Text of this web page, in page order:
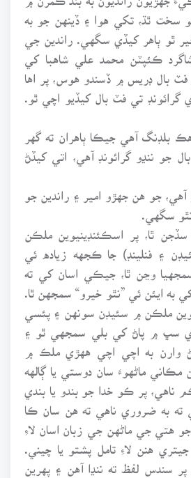
سخت ٿڌ، تکي هوا ۽ ڏينهن جو به
ٿو ٻاهر کيڏي سگهي. راندين جي
ڪئپٽن محمد علي شاهبا کي
بال ڊريس ۾ ڏسندو هوس، پر اها
گرائونڊ تي فٽ بال کيڏيو اچي ٿو.
بلڊنگ آهي جيڪا ٻاهران ته گهر
جو ننڍو گرائونڊ آهي، اتي کيڏڻ
جو هن جهڙو امير ۽ راندين جو
سگهي.
سڏجن ٿا، پر اسڪئنڊينيوين ملڪن
۽ فنلينڊ) جا ڪجهه زياده ئي
وڃن ٿا، جيڪي اسان کي ته
به ايئن ئي ”نٿو خيرو“ سمجهن ٿا.
ملڪن ۾ سئيڊن سونهن ۽ پئسي
سڀ ۾ پاڻ کي بلي سمجهي ٿو ۽
وارن به اچي اچي ههڙي ملڪ ۾
ماڻهوءَ سان دوستي يا ڳالهه
ناهي، پر ڪو خدا جو بندو يا بندي
به ضروري ناهي ته هن سان ڪا
هتي جي ماڻهن جي زبان اسان لاءِ
هنن لاءِ تامل پشتو يا چيني.
سندس لفظ ته ننڍا آهن ۽ پهرين